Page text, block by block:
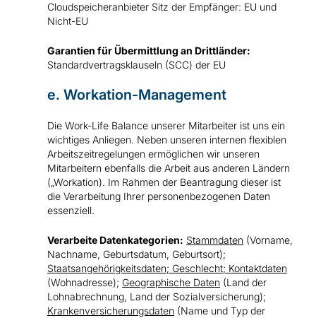
Cloudspeicheranbieter Sitz der Empfänger: EU und
Nicht-EU
Garantien für Übermittlung an Drittländer:
Standardvertragsklauseln (SCC) der EU
e. Workation-Management
Die Work-Life Balance unserer Mitarbeiter ist uns ein
wichtiges Anliegen. Neben unseren internen flexiblen
Arbeitszeitregelungen ermöglichen wir unseren
Mitarbeitern ebenfalls die Arbeit aus anderen Ländern
(„Workation). Im Rahmen der Beantragung dieser ist
die Verarbeitung Ihrer personenbezogenen Daten
essenziell.
Verarbeite Datenkategorien: Stammdaten (Vorname,
Nachname, Geburtsdatum, Geburtsort);
Staatsangehörigkeitsdaten; Geschlecht; Kontaktdaten
(Wohnadresse); Geographische Daten (Land der
Lohnabrechnung, Land der Sozialversicherung);
Krankenversicherungsdaten (Name und Typ der